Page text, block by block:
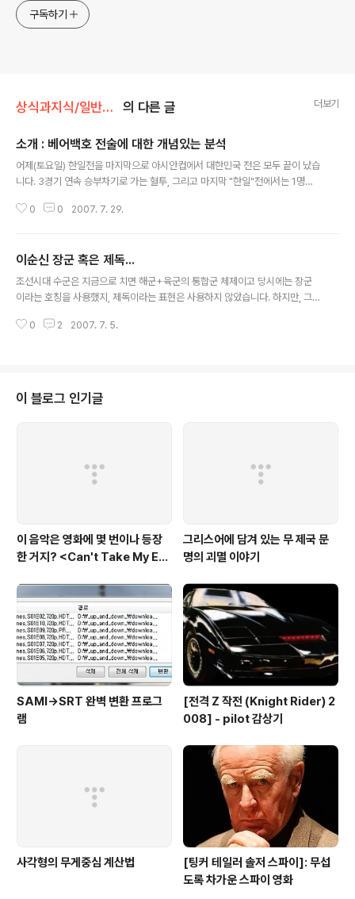
구독하기
상식과지식/일반상식 의 다른 글 더보기
소개 : 베어백호 전술에 대한 개념있는 분석
어제(토요일) 한일전을 마지막으로 아시안컵에서 대한민국 전은 모두 끝이 났습
니다. 3경기 연속 승부차기로 가는 혈투, 그리고 마지막 "한일"전에서는 1명이
투혼은 대단했습니다. (개인적으로 투혼이란 단어를 별로 안 좋아하지만, 이 상
러나... 베어백호 전술에 대해서는 좋지 않은 의견들이 많더군요. 특히 국민의 여
론을 호도하는데 눈이 뒤집어진 스포츠 찌라시들은 무조건 경질입니다. 뭐, 돈
받은 대로만 글을 쓰시는 분들이라 심도 있는 분석 따위는 기대도 안되지만, 그
0 0 2007. 7. 29.
이순신 장군 혹은 제독...
조선시대 수군은 지금으로 치면 해군+육군의 통합군 체제이고 당시에는 장군
이라는 호칭을 사용했지, 제독이라는 표현은 사용하지 않았습니다. 하지만, 그
만 있었으므로 해군의 호칭인 "제독"을 사용하는데 무리는 없습니다. 중학교 다
하긴... 그 시절은 박통/전통에 의해 영웅화한 지식만 외울 때이니... 세월이 흘러
이런 저런 책을 보게 되었고, 지금 이순신 제독에 대해 약간의 지식을 쌓고 보니
0 2 2007. 7. 5.
이 블로그 인기글
이 음악은 영화에 몇 번이나 등장
한 거지? <Can't Take My Eye
그리스어에 담겨 있는 무 제국 문
명의 괴멸 이야기
SAMI→SRT 완벽 변환 프로그
램
[전격 Z 작전 (Knight Rider) 2
008] - pilot 감상기
사각형의 무게중심 계산법
[팅커 테일러 솔저 스파이]: 무섭
도록 차가운 스파이 영화